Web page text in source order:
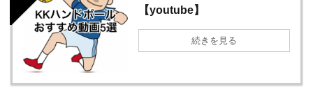
【youtube】
続きを見る